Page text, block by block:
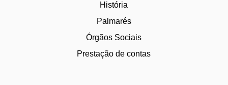
História
Palmarés
Órgãos Sociais
Prestação de contas